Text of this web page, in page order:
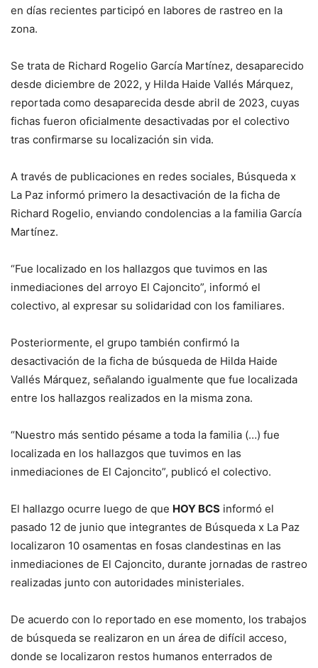
en días recientes participó en labores de rastreo en la
zona.
Se trata de Richard Rogelio García Martínez, desaparecido
desde diciembre de 2022, y Hilda Haide Vallés Márquez,
reportada como desaparecida desde abril de 2023, cuyas
fichas fueron oficialmente desactivadas por el colectivo
tras confirmarse su localización sin vida.
A través de publicaciones en redes sociales, Búsqueda x
La Paz informó primero la desactivación de la ficha de
Richard Rogelio, enviando condolencias a la familia García
Martínez.
“Fue localizado en los hallazgos que tuvimos en las
inmediaciones del arroyo El Cajoncito”, informó el
colectivo, al expresar su solidaridad con los familiares.
Posteriormente, el grupo también confirmó la
desactivación de la ficha de búsqueda de Hilda Haide
Vallés Márquez, señalando igualmente que fue localizada
entre los hallazgos realizados en la misma zona.
“Nuestro más sentido pésame a toda la familia (…) fue
localizada en los hallazgos que tuvimos en las
inmediaciones de El Cajoncito”, publicó el colectivo.
El hallazgo ocurre luego de que HOY BCS informó el
pasado 12 de junio que integrantes de Búsqueda x La Paz
localizaron 10 osamentas en fosas clandestinas en las
inmediaciones de El Cajoncito, durante jornadas de rastreo
realizadas junto con autoridades ministeriales.
De acuerdo con lo reportado en ese momento, los trabajos
de búsqueda se realizaron en un área de difícil acceso,
donde se localizaron restos humanos enterrados de